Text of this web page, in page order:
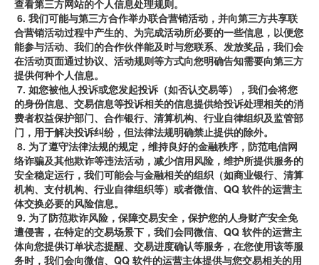
查看第三方网站的个人信息处理规则。
6. 我们可能与第三方合作举办联合营销活动，并向第三方共享联
合营销活动过程中产生的、为完成活动所必要的一些信息，以便您
能参与活动、我们的合作伙伴能及时与您联系、发放奖品，我们会
在活动页面通过协议、活动规则等方式向您明确告知需要向第三方
提供何种个人信息。
7. 如您被他人投诉或您发起投诉（如否认交易等），我们会将您
的身份信息、交易信息等投诉相关的信息提供给投诉处理相关的消
费者权益保护部门、合作银行、清算机构、行业自律组织及监管部
门，用于解决投诉纠纷，但法律法规明确禁止提供的除外。
8. 为了遵守法律法规的规定，维持良好的金融秩序，防范电信网
络诈骗及其他欺诈等违法活动，减少信用风险，维护所提供服务的
安全稳定运行，我们可能会与金融相关的组织（如商业银行、清算
机构、支付机构、行业自律组织等）或者微信、QQ 软件的运营主
体交换必要的风险信息。
9. 为了防范欺诈风险，保障交易安全，保护您的人身财产安全免
遭侵害，在特定的交易场景下，我们会同微信、QQ 软件的运营主
体向您提供订单状态提醒、交易进度确认等服务，在您使用该等服
务时，我们会向微信、QQ 软件的运营主体提供与您交易相关的用